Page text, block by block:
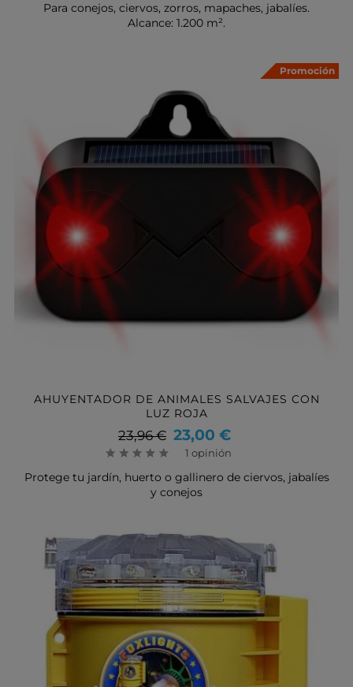
Para conejos, ciervos, zorros, mapaches, jabalíes.
Alcance: 1.200 m².
Promoción
AHUYENTADOR DE ANIMALES SALVAJES CON
LUZ ROJA
Precio
base
23,96 € Precio
23,00 €
1 opinión
Protege tu jardín, huerto o gallinero de ciervos, jabalíes
y conejos